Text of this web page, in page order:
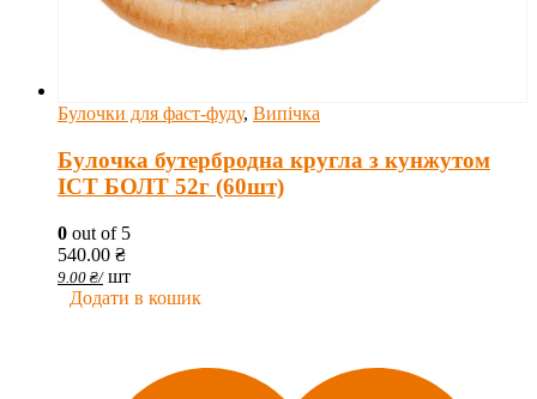
Булочки для фаст-фуду, Випічка
Булочка бутербродна кругла з кунжутом
ІСТ БОЛТ 52г (60шт)
0 out of 5
540.00 ₴
9.00 ₴/ шт
Додати в кошик